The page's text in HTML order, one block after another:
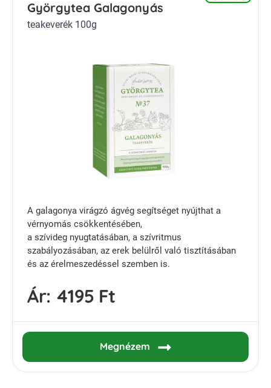
Györgytea Galagonyás
teakeverék 100g
A galagonya virágzó ágvég segítséget nyújthat a
vérnyomás csökkentésében,
a szívideg nyugtatásában, a szívritmus
szabályozásában, az erek belülről való tisztításában
és az érelmeszedéssel szemben is.
Ár: 4195 Ft
Megnézem